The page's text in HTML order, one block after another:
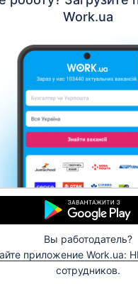
Work.ua
Вы работодатель?
приложение Work.ua:
сотрудников.
Контакты О нас
Помощь
Work.ua. Сервис